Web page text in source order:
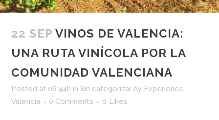
22 SEP VINOS DE VALENCIA:
UNA RUTA VINÍCOLA POR LA
COMUNIDAD VALENCIANA
Posted at 06:44h in Sin categorizar by Experience
Valencia
0 Comments 0 Likes